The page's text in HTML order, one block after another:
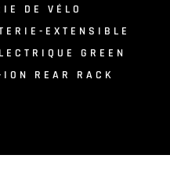
DE VÉLO
EXTENSIBLE
GREEN
REAR RACK